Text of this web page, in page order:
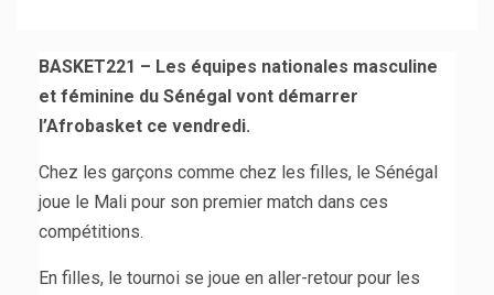
BASKET221 – Les équipes nationales masculine
et féminine du Sénégal vont démarrer
l’Afrobasket ce vendredi.
Chez les garçons comme chez les filles, le Sénégal
joue le Mali pour son premier match dans ces
compétitions.
En filles, le tournoi se joue en aller-retour pour les